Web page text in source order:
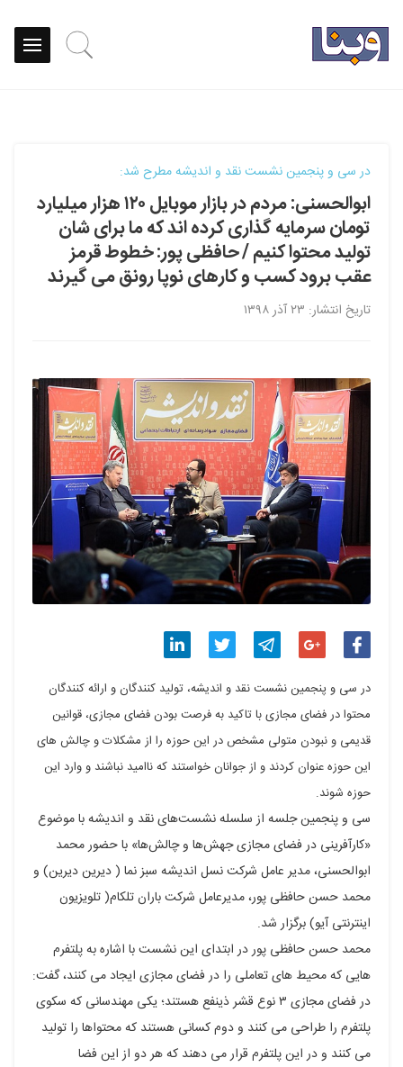
در سی و پنجمین نشست نقد و اندیشه مطرح شد:
ابوالحسنی: مردم در بازار موبایل ۱۲۰ هزار میلیارد
تومان سرمایه گذاری کرده اند که ما برای شان
تولید محتوا کنیم / حافظی پور: خطوط قرمز
عقب برود کسب و کارهای نوپا رونق می گیرند
تاریخ انتشار: ۲۳ آذر ۱۳۹۸
گذاری
در
فیسبوک
گذاری
در
گوگل
پلاس
گذاری
در
تلگرام
گذاری
در
توییتر
گذاری
در
لینکدین
در سی و پنجمین نشست نقد و اندیشه، تولید کنندگان و ارائه کنندگان
محتوا در فضای مجازی با تاکید به فرصت بودن فضای مجازی، قوانین
قدیمی و نبودن متولی مشخص در این حوزه را از مشکلات و چالش های
این حوزه عنوان کردند و از جوانان خواستند که ناامید نباشند و وارد این
حوزه شوند.
سی و پنجمین جلسه از سلسله نشست‌های نقد و اندیشه با موضوع
«کارآفرینی در فضای مجازی جهش‌ها و چالش‌ها» با حضور محمد
ابوالحسنی، مدیر عامل شرکت نسل اندیشه سبز نما ( دیرین دیرین) و
محمد حسن حافظی پور، مدیرعامل شرکت باران تلکام( تلویزیون
اینترنتی آیو) برگزار شد.
محمد حسن حافظی پور در ابتدای این نشست با اشاره به پلتفرم
هایی که محیط های تعاملی را در فضای مجازی ایجاد می کنند، گفت:
در فضای مجازی ۳ نوع قشر ذینفع هستند؛ یکی مهندسانی که سکوی
پلتفرم را طراحی می کنند و دوم کسانی هستند که محتواها را تولید
می کنند و در این پلتفرم قرار می دهند که هر دو از این فضا